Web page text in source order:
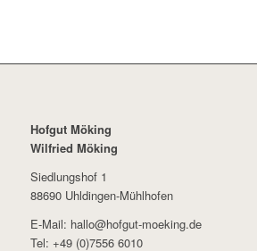
Hofgut Möking
Wilfried Möking
Siedlungshof 1
88690 Uhldingen-Mühlhofen
E-Mail: hallo@hofgut-moeking.de
Tel: +49 (0)7556 6010